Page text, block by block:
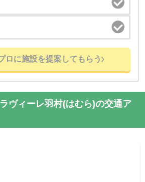
ロに施設を提案してもらう
ヴィーレ羽村(はむら)の交通ア